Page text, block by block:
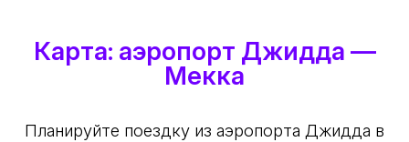
Карта: аэропорт Джидда —
Мекка
Планируйте поездку из аэропорта Джидда в